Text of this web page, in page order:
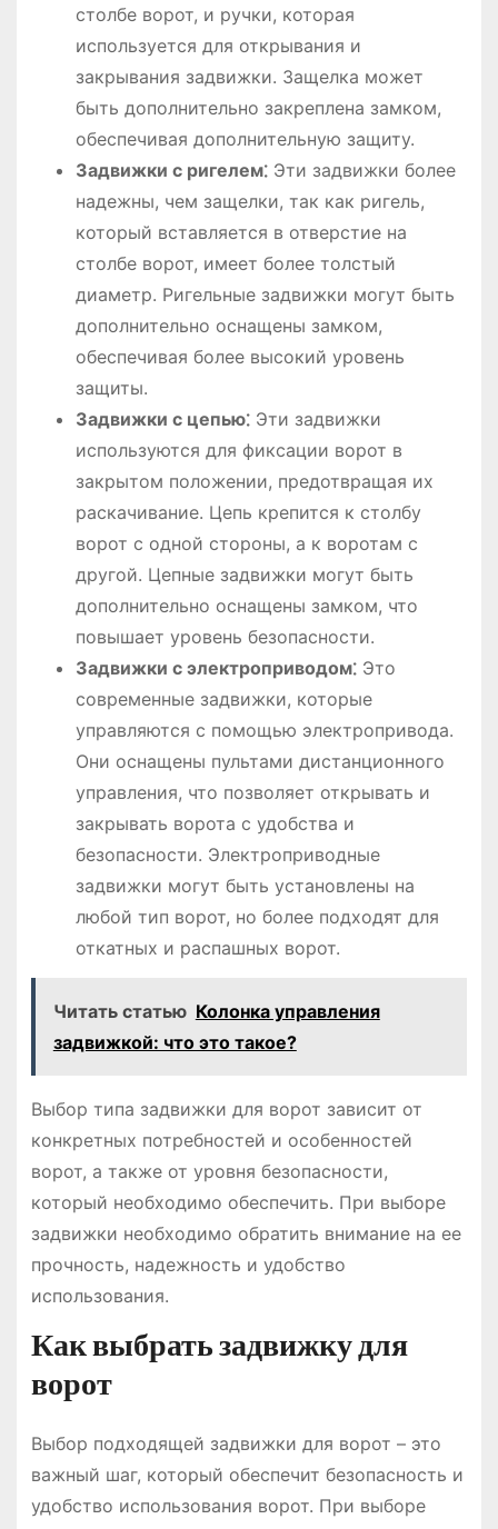
столбе ворот, и ручки, которая
используется для открывания и
закрывания задвижки. Защелка может
быть дополнительно закреплена замком,
обеспечивая дополнительную защиту.
Задвижки с ригелем⁚Эти задвижки более
надежны, чем защелки, так как ригель,
который вставляется в отверстие на
столбе ворот, имеет более толстый
диаметр. Ригельные задвижки могут быть
дополнительно оснащены замком,
обеспечивая более высокий уровень
защиты.
Задвижки с цепью⁚Эти задвижки
используются для фиксации ворот в
закрытом положении, предотвращая их
раскачивание. Цепь крепится к столбу
ворот с одной стороны, а к воротам с
другой. Цепные задвижки могут быть
дополнительно оснащены замком, что
повышает уровень безопасности.
Задвижки с электроприводом⁚Это
современные задвижки, которые
управляются с помощью электропривода.
Они оснащены пультами дистанционного
управления, что позволяет открывать и
закрывать ворота с удобства и
безопасности. Электроприводные
задвижки могут быть установлены на
любой тип ворот, но более подходят для
откатных и распашных ворот.
Читать статью Колонка управления
задвижкой: что это такое?
Выбор типа задвижки для ворот зависит от
конкретных потребностей и особенностей
ворот, а также от уровня безопасности,
который необходимо обеспечить. При выборе
задвижки необходимо обратить внимание на ее
прочность, надежность и удобство
использования.
Как выбрать задвижку для
ворот
Выбор подходящей задвижки для ворот – это
важный шаг, который обеспечит безопасность и
удобство использования ворот. При выборе